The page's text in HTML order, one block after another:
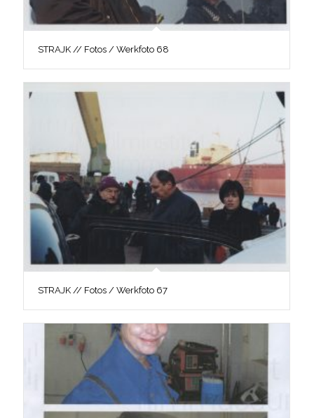
STRAJK // Fotos / Werkfoto 68
STRAJK // Fotos / Werkfoto 67